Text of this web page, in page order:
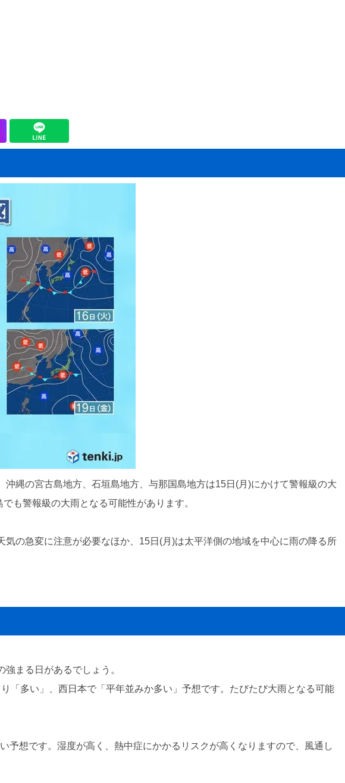
縄の宮古島地方、石垣島地方、与那国島地方は15日(月)にかけて警報級の大
も警報級の大雨となる可能性があります。
の急変に注意が必要なほか、15日(月)は太平洋側の地域を中心に雨の降る所
まる日があるでしょう。
「多い」、西日本で「平年並みか多い」予想です。たびたび大雨となる可能
想です。湿度が高く、熱中症にかかるリスクが高くなりますので、風通し